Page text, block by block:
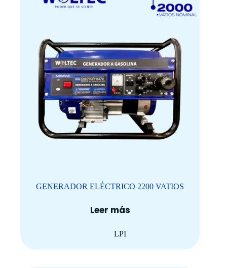
GENERADOR ELÉCTRICO 2200 VATIOS
Leer más
LPI